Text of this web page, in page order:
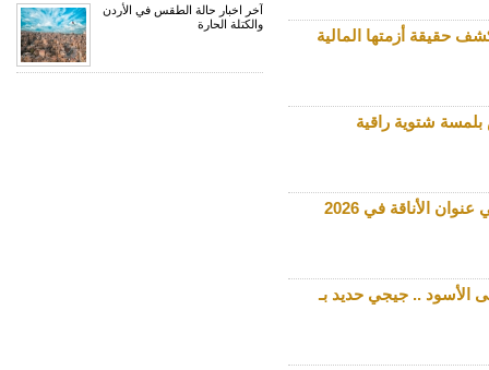
حقيقة أزمتها المالية
بلمسة شتوية راقية
الأناقة في 2026
الأسود .. جيجي حديد بـ
آخر اخبار حالة الطقس في الأردن
والكتلة الحارة